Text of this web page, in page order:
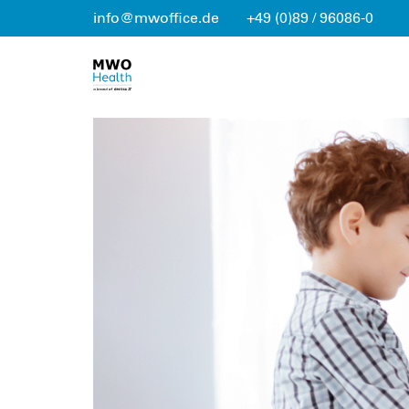
info@mwoffice.de +49 (0)89 / 96086-0